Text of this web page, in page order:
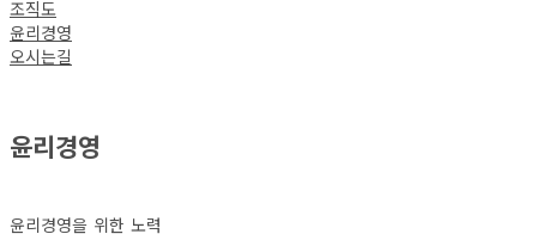
조직도
윤리경영
오시는길
윤리경영
윤리경영을 위한 노력